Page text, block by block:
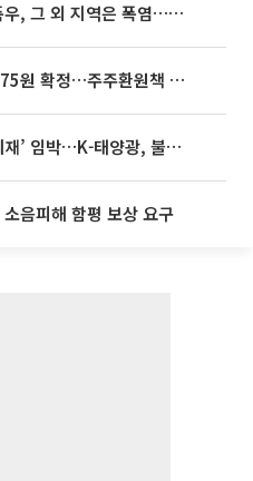
동해안은 시간당 80㎜ 폭우, 그 외 지역은 폭염…‘극과 극 날씨’
SK하이닉스, 분기배당 375원 확정…주주환원책 9월로 앞당겨 발표
美 ‘232조 하이브리드 제재’ 임박…K-태양광, 불확실성 털고 날개 다나
음피해 함평 보상 요구